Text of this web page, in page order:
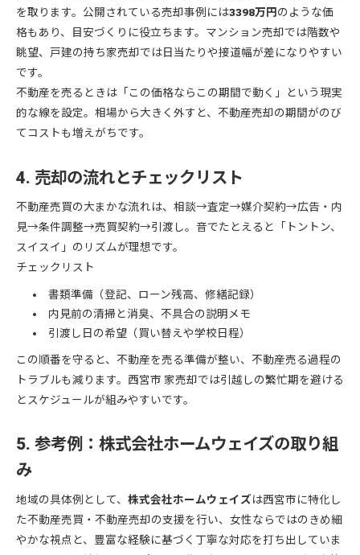
を取ります。公開されている売却事例には3398万円 のような価
格もあり、目安づくりに役立ちます。マンション売却では階数や
眺望、戸建の持ち家売却では日当たりや接道幅が差になりやすい
です。
不動産を売るときは「この価格ならこの期間で動く」という現実
的な線を設定。相場から大きく外すと、不動産売却の期間がのび
てコストも増えがちです。
4. 売却の流れとチェックリスト
不動産売買の大まかな流れは、相談→査定→媒介契約→広告・内
見→条件調整→売買契約→引渡し。音でたとえると「トントン、
スイスイ」のリズムが理想です。
チェックリスト
書類準備（登記、ローン残高、修繕記録）
内見前の清掃と消臭、不具合の説明メモ
引渡し日の希望（買い替えや学校日程）
この順番を守ると、不動産を売る準備が整い、不動産売る過程の
トラブルも減ります。西宮市 家売却では引越しの繁忙期を避ける
とスケジュールが組みやすいです。
5. 参考例：株式会社ホームウェイズの取り組
み
地域の具体例として、 株式会社ホームウェイズは西宮市に特化し
た不動産売買・不動産売却の支援を行い、女性ならではのきめ細
やかな視点と、豊富な経験に基づく丁寧な対応を打ち出していま